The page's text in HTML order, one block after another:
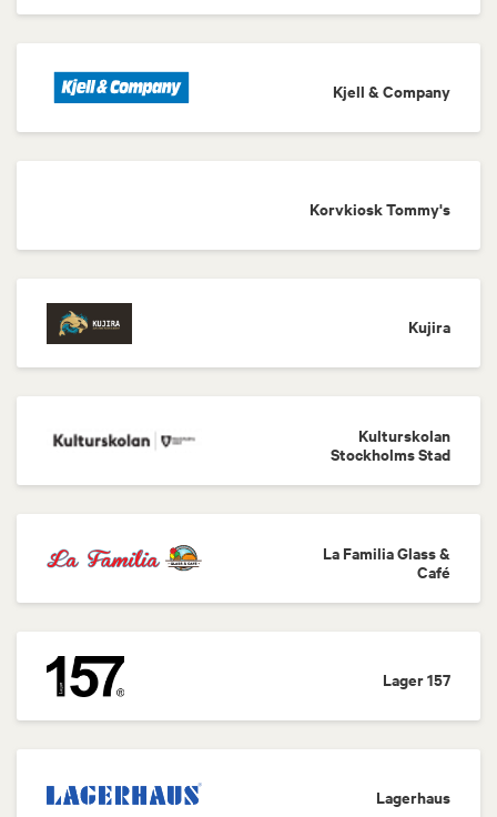
Kjell & Company
Korvkiosk Tommy's
Kujira
Kulturskolan
Stockholms Stad
La Familia Glass &
Café
Lager 157
Lagerhaus